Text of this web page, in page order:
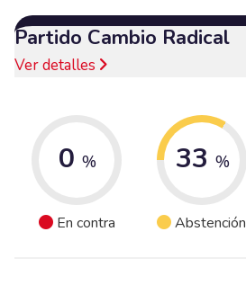
Partido Cambio Radical
Ver detalles
0 %
En contra
33 %
Abstención